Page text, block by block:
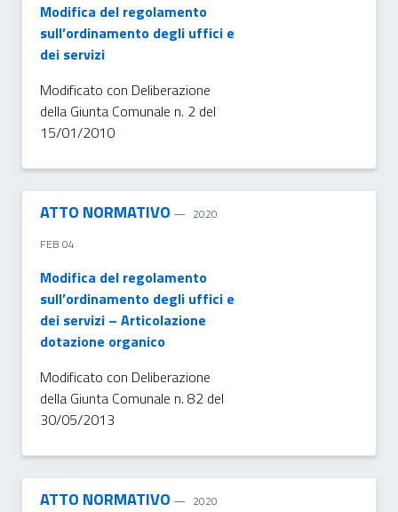
Modifica del regolamento
sull’ordinamento degli uffici e
dei servizi
Modificato con Deliberazione
della Giunta Comunale n. 2 del
15/01/2010
ATTO NORMATIVO
2020
FEB 04
Modifica del regolamento
sull’ordinamento degli uffici e
dei servizi – Articolazione
dotazione organico
Modificato con Deliberazione
della Giunta Comunale n. 82 del
30/05/2013
ATTO NORMATIVO
2020